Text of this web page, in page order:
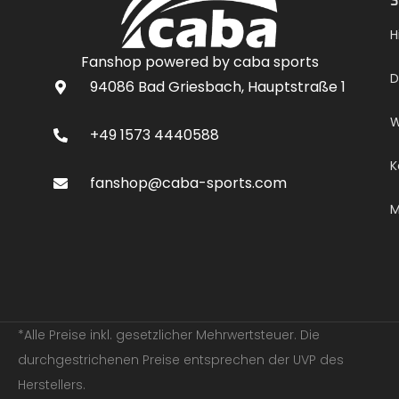
Fanshop powered by caba sports
94086 Bad Griesbach, Hauptstraße 1
+49 1573 4440588
fanshop@caba-sports.com
*Alle Preise inkl. gesetzlicher Mehrwertsteuer. Die
durchgestrichenen Preise entsprechen der UVP des
Herstellers.